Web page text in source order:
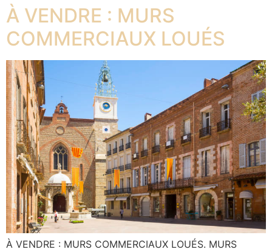
À VENDRE : MURS
COMMERCIAUX LOUÉS
À VENDRE : MURS COMMERCIAUX LOUÉS. MURS